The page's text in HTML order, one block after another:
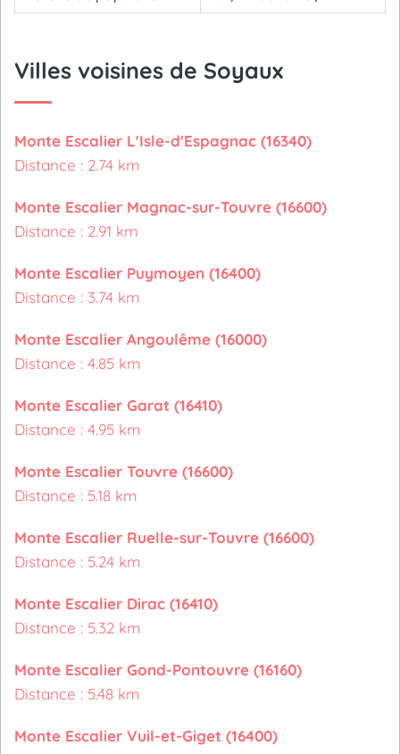
Villes voisines de Soyaux
Monte Escalier L'Isle-d'Espagnac (16340)
Distance : 2.74 km
Monte Escalier Magnac-sur-Touvre (16600)
Distance : 2.91 km
Monte Escalier Puymoyen (16400)
Distance : 3.74 km
Monte Escalier Angoulême (16000)
Distance : 4.85 km
Monte Escalier Garat (16410)
Distance : 4.95 km
Monte Escalier Touvre (16600)
Distance : 5.18 km
Monte Escalier Ruelle-sur-Touvre (16600)
Distance : 5.24 km
Monte Escalier Dirac (16410)
Distance : 5.32 km
Monte Escalier Gond-Pontouvre (16160)
Distance : 5.48 km
Monte Escalier Vuil-et-Giget (16400)